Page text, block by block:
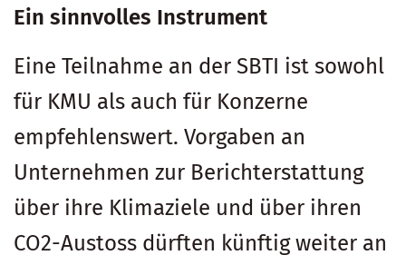
Ein sinnvolles Instrument
Eine Teilnahme an der SBTI ist sowohl
für KMU als auch für Konzerne
empfehlenswert. Vorgaben an
Unternehmen zur Berichterstattung
über ihre Klimaziele und über ihren
CO2-Austoss dürften künftig weiter an